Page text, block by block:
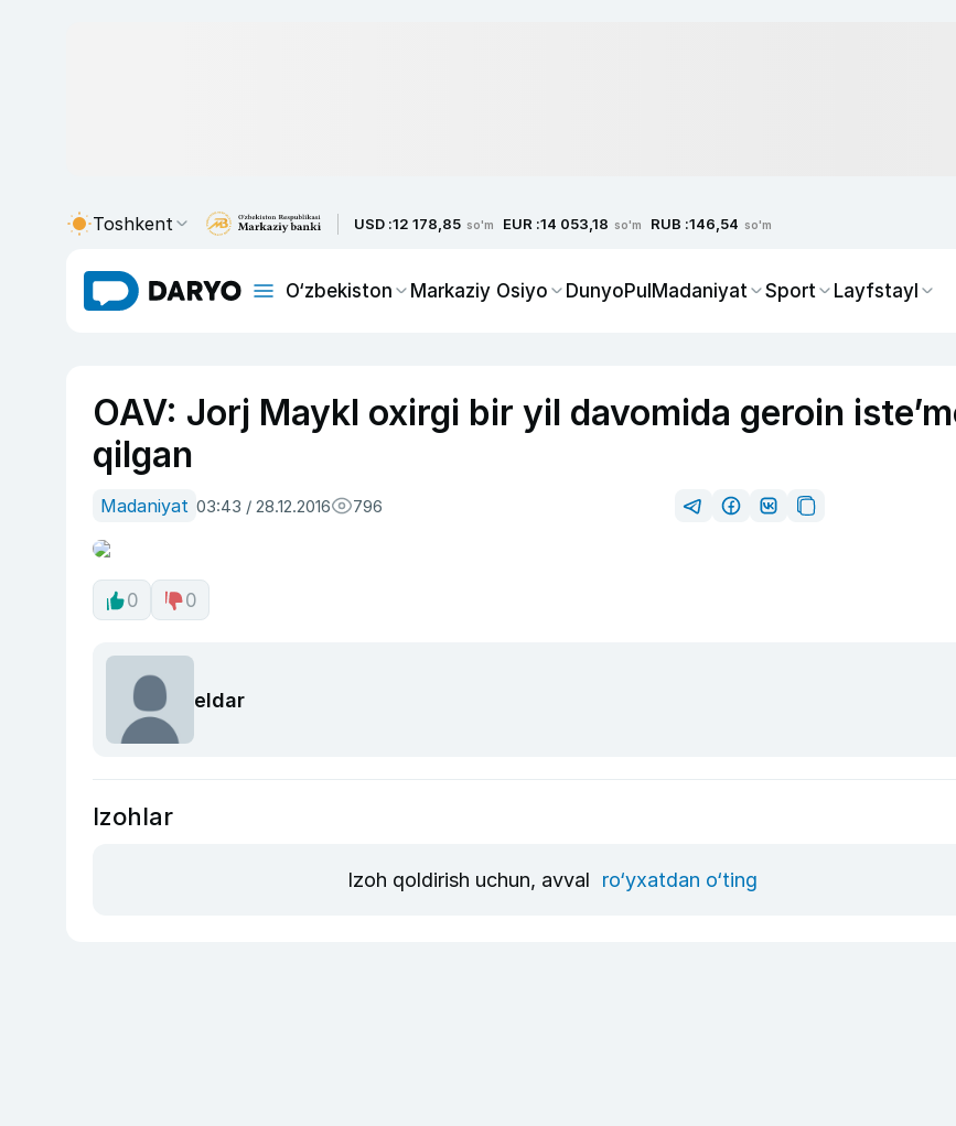
Toshkent USD :12 178,85 so'm EUR :14 053,18 so'm RUB :146,54 so'm
O‘zbekiston Markaziy Osiyo DunyoPulMadaniyat Sport Layfstayl
OAV: Jorj Maykl oxirgi bir yil davomida geroin
qilgan
Madaniyat 03:43 / 28.12.2016 796
0 0
eldar
Izohlar
Izoh qoldirish uchun, avval ro‘yxatdan o‘ting